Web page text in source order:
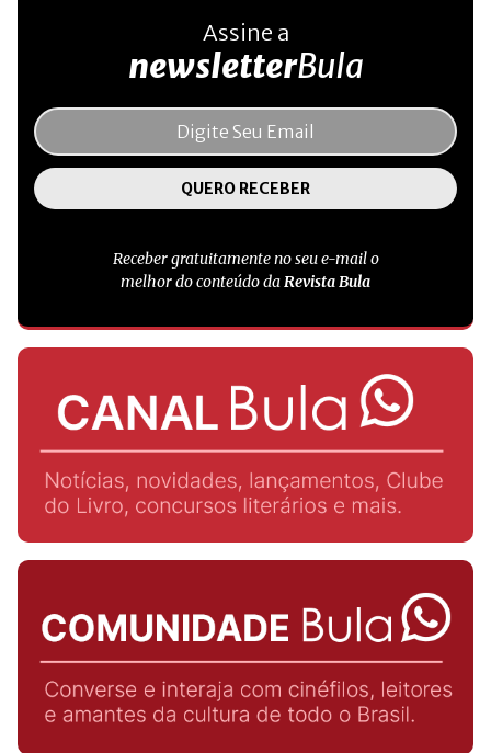
Assine a
newsletterBula
Receber gratuitamente no seu e-mail o
melhor do conteúdo daRevista Bula